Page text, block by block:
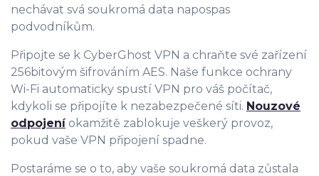
nechávat svá soukromá data napospas
podvodníkům.
Připojte se k CyberGhost VPN a chraňte své zařízení
256bitovým šifrováním AES. Naše funkce ochrany
Wi-Fi automaticky spustí VPN pro váš počítač,
kdykoli se připojíte k nezabezpečené síti. Nouzové
odpojeníokamžitě zablokuje veškerý provoz,
pokud vaše VPN připojení spadne.
Postaráme se o to, aby vaše soukromá data zůstala